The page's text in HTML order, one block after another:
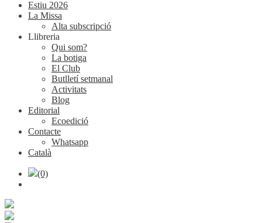
Estiu 2026
La Missa
Alta subscripció
Llibreria
Qui som?
La botiga
El Club
Butlletí setmanal
Activitats
Blog
Editorial
Ecoedició
Contacte
Whatsapp
Català
(0)